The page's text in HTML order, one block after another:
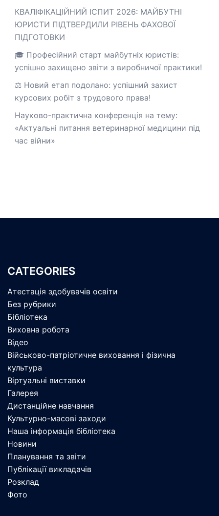
КВАЛІФІКАЦІЙНИЙ ІСПИТ 2026: МАЙБУТНІ
ЮРИСТИ ПІДТВЕРДИЛИ РІВЕНЬ ФАХОВОЇ
ПІДГОТОВКИ
🎓 Професійний старт майбутніх юристів:
успішно захищено звіти з виробничої практики!
⚖️ Новий етап подолано: успішний захист
курсових робіт з трудового права!
Науково-практична конференція на тему:
«Актуальні питання ветеринарної медицини під
час війни»
CATEGORIES
Атестація здобувачів освіти
Без рубрики
Бібліотека
Виховна робота
Відео
Військово-патріотичне виховання і фізична
культура
Віртуальні виставки
Галерея
Дистанційне навчання
Культурно-масові заходи
Наша інформація бібліотека
Новини
Планування та звіти
Публікації викладачів
Розклад
Фото